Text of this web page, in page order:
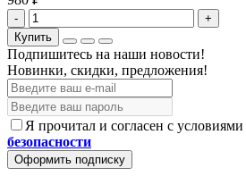
-
+
Купить
Подпишитесь на наши новости!
Новинки, скидки, предложения!
Я прочитал и согласен с условиями
безопасности
Оформить подписку